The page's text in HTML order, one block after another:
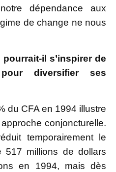
dépendance aux
de change ne nous
il s’inspirer de
diversifier ses
du CFA en 1994 illustre
conjoncturelle.
temporairement le
517 millions de dollars
en 1994, mais dès